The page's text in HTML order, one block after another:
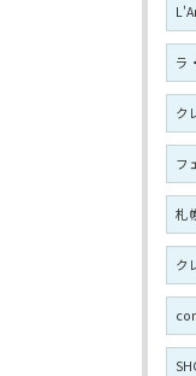
ラ
ク
フ
札
ク